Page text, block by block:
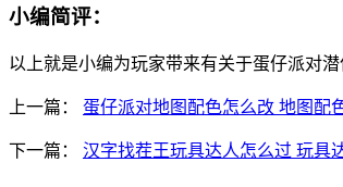
小编简评：
以上就是小编为玩家带来有关于蛋仔派对
上一篇： 蛋仔派对地图配色怎么改 地图配
下一篇： 汉字找茬王玩具达人怎么过 玩具